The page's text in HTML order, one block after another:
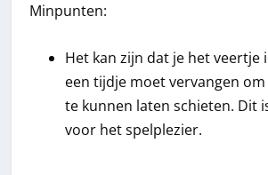
Minpunten:
Het kan zijn dat je het veertje
een tijdje moet vervangen
te kunnen laten schieten. Dit
voor het spelplezier.